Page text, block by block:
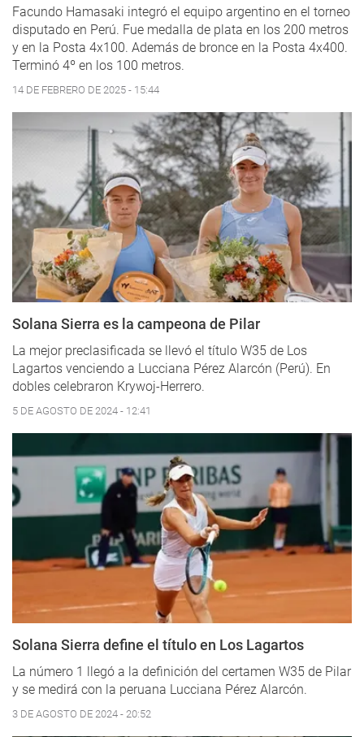
Facundo Hamasaki integró el equipo argentino en el torneo
disputado en Perú. Fue medalla de plata en los 200 metros
y en la Posta 4x100. Además de bronce en la Posta 4x400.
Terminó 4º en los 100 metros.
14 DE FEBRERO DE 2025 - 15:44
Solana Sierra es la campeona de Pilar
La mejor preclasificada se llevó el título W35 de Los
Lagartos venciendo a Lucciana Pérez Alarcón (Perú). En
dobles celebraron Krywoj-Herrero.
5 DE AGOSTO DE 2024 - 12:41
Solana Sierra define el título en Los Lagartos
La número 1 llegó a la definición del certamen W35 de Pilar
y se medirá con la peruana Lucciana Pérez Alarcón.
3 DE AGOSTO DE 2024 - 20:52